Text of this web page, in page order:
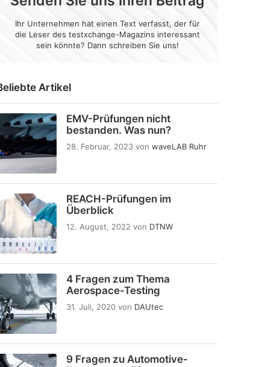
Artikel
EMV-Prüfungen nicht
bestanden. Was nun?
28. Februar, 2023 von waveLAB Ruhr
REACH-Prüfungen im
Überblick
12. August, 2022 von DTNW
4 Fragen zum Thema
Aerospace-Testing
31. Juli, 2020 von DAUtec
9 Fragen zu Automotive-
Ihr Unternehmen hat einen Text verfasst, der für
die Leser des testxchange-Magazins interessant
sein könnte? Dann schreiben Sie uns!